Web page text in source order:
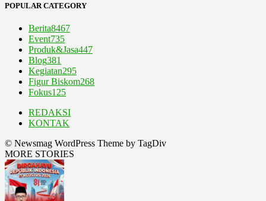
POPULAR CATEGORY
Berita8467
Event735
Produk&Jasa447
Blog381
Kegiatan295
Figur Biskom268
Fokus125
REDAKSI
KONTAK
© Newsmag WordPress Theme by TagDiv
MORE STORIES